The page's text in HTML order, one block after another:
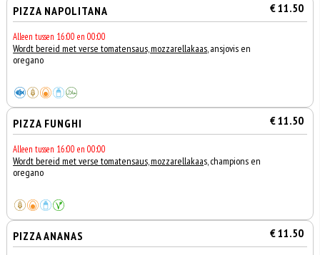
PIZZA NAPOLITANA € 11.50
Alleen tussen 16:00 en 00:00
Wordt bereid met verse tomatensaus, mozzarellakaas, ansjovis en
oregano
PIZZA FUNGHI € 11.50
Alleen tussen 16:00 en 00:00
Wordt bereid met verse tomatensaus, mozzarellakaas, champions en
oregano
PIZZA ANANAS € 11.50